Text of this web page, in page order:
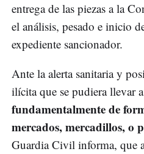
entrega de las piezas a la
el análisis, pesado e inicio
expediente sancionador.
Ante la alerta sanitaria y
ilícita que se pudiera llevar
fundamentalmente de
mercados, mercadillos, o
Guardia Civil informa, que